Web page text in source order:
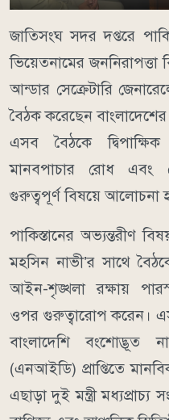
জাতিসংঘ সদর দপ্তরে
ভিয়েতনামের জননিরাপত্তা
আন্ডার সেক্রেটারি
বৈঠক করেছেন বাংলাদেশের
এসব বৈঠকে
মানবপাচার রোধ এবং
গুরুত্বপূর্ণ বিষয়ে আলোচনা
পাকিস্তানের অভ্যন্তরীণ
মহসিন নাভী’র সাথে বৈঠকে
আইন-শৃঙ্খলা রক্ষায়
ওপর গুরুত্বারোপ করেন।
বাংলাদেশি বংশোদ্ভূত
(এনআইডি) প্রাপ্তিতে
এছাড়া দুই মন্ত্রী মধ্যপ্রাচ্য